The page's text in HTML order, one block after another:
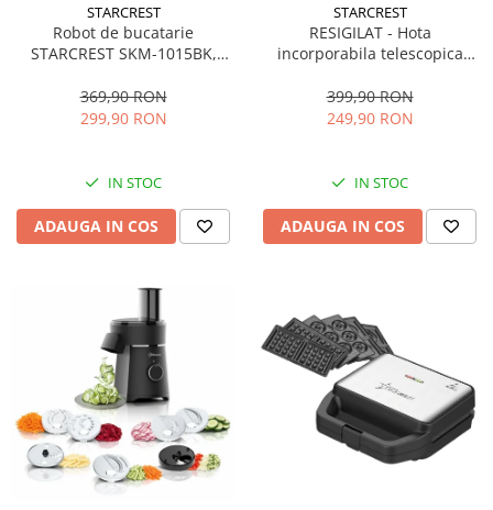
STARCREST
Robot de bucatarie
STARCREST SKM-1015BK,
Accesorii, 10 Viteze + Pulse,
Negru
369,90 RON
299,90 RON
IN STOC
ADAUGA IN COS
STARCREST
RESIGILAT - Hota
incorporabila telescopica
Putere de absorbtie 550 m3/h,
1 Motor, 2 Trepte putere, 60
399,90 RON
249,90 RON
IN STOC
ADAUGA IN COS